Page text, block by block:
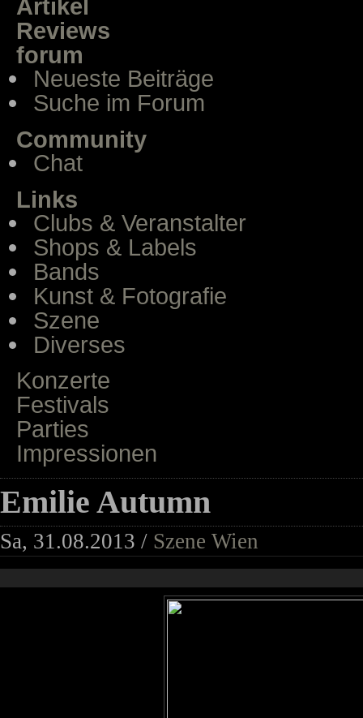
Artikel
Reviews
forum
Neueste Beiträge
Suche im Forum
Community
Chat
Links
Clubs & Veranstalter
Shops & Labels
Bands
Kunst & Fotografie
Szene
Diverses
Konzerte
Festivals
Parties
Impressionen
Emilie Autumn
Sa, 31.08.2013 / Szene Wien